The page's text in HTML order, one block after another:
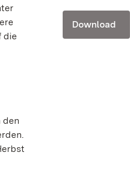
die
den
Download